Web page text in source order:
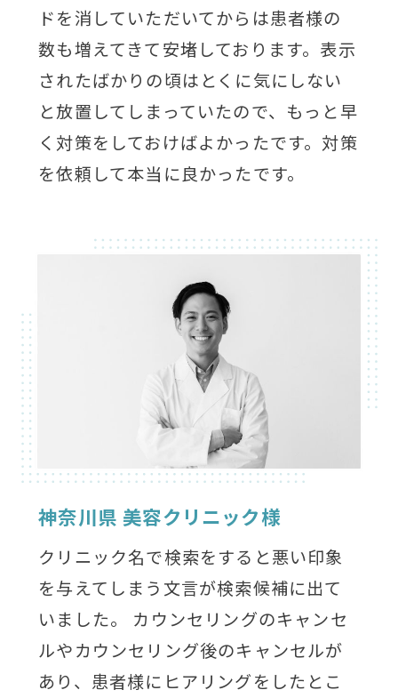
ドを消していただいてからは患者様の
数も増えてきて安堵しております。表示
されたばかりの頃はとくに気にしない
と放置してしまっていたので、もっと早
く対策をしておけばよかったです。対策
を依頼して本当に良かったです。
神奈川県 美容クリニック様
クリニック名で検索をすると悪い印象
を与えてしまう文言が検索候補に出て
いました。 カウンセリングのキャンセ
ルやカウンセリング後のキャンセルが
あり、患者様にヒアリングをしたとこ